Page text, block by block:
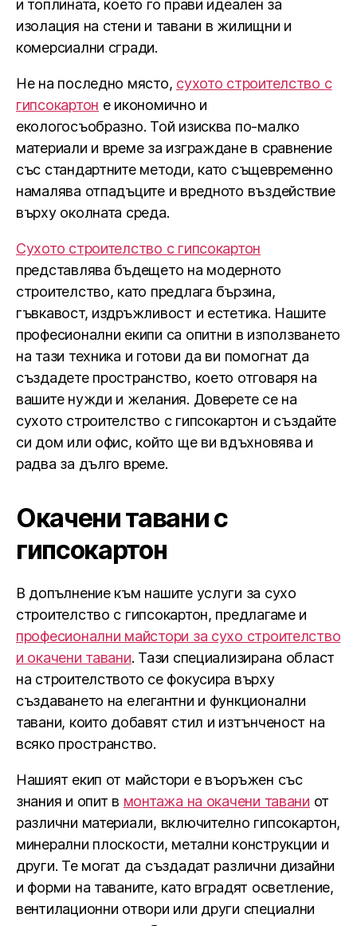
и топлината, което го прави идеален за
изолация на стени и тавани в жилищни и
комерсиални сгради.
Не на последно място, сухото строителство с
гипсокартон е икономично и
екологосъобразно. Той изисква по-малко
материали и време за изграждане в сравнение
със стандартните методи, като същевременно
намалява отпадъците и вредното въздействие
върху околната среда.
Сухото строителство с гипсокартон
представлява бъдещето на модерното
строителство, като предлага бързина,
гъвкавост, издръжливост и естетика. Нашите
професионални екипи са опитни в използването
на тази техника и готови да ви помогнат да
създадете пространство, което отговаря на
вашите нужди и желания. Доверете се на
сухото строителство с гипсокартон и създайте
си дом или офис, който ще ви вдъхновява и
радва за дълго време.
Окачени тавани с
гипсокартон
В допълнение към нашите услуги за сухо
строителство с гипсокартон, предлагаме и
професионални майстори за сухо строителство
и окачени тавани. Тази специализирана област
на строителството се фокусира върху
създаването на елегантни и функционални
тавани, които добавят стил и изтънченост на
всяко пространство.
Нашият екип от майстори е въоръжен със
знания и опит в монтажа на окачени тавани от
различни материали, включително гипсокартон,
минерални плоскости, метални конструкции и
други. Те могат да създадат различни дизайни
и форми на таваните, като вградят осветление,
вентилационни отвори или други специални